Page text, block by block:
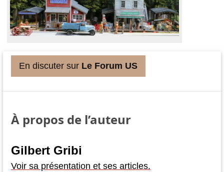
En discuter sur Le Forum US
À propos de l’auteur
Gilbert Gribi
Voir sa présentation et ses articles.